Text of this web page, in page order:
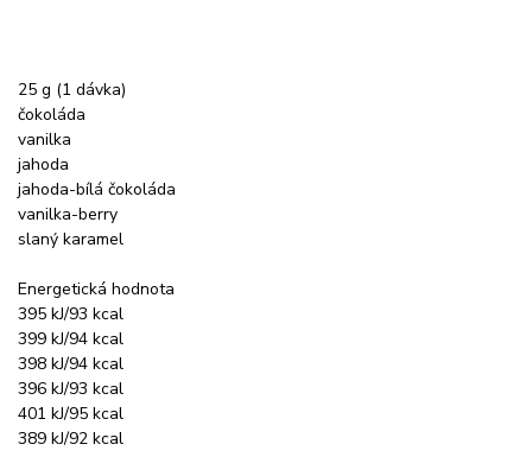
25 g (1 dávka)
čokoláda
vanilka
jahoda
jahoda-bílá čokoláda
vanilka-berry
slaný karamel
Energetická hodnota
395 kJ/93 kcal
399 kJ/94 kcal
398 kJ/94 kcal
396 kJ/93 kcal
401 kJ/95 kcal
389 kJ/92 kcal